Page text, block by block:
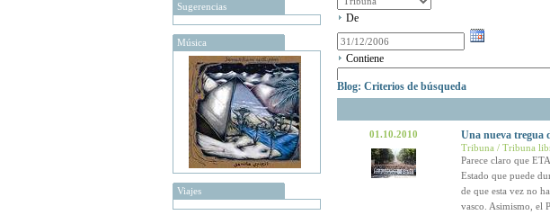
Sugerencias
Música
Viajes
De
Contiene
Blog: Criterios de búsqueda
01.10.2010 Una nueva tregua
Tribuna / Tribuna
Parece claro que
Estado que puede
de que esta vez no
vasco. Asimismo, el